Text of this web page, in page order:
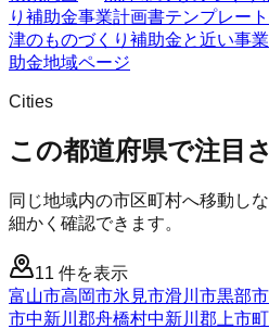
り補助金事業計画書テンプレート
津のものづくり補助金と近い事
助金地域ページ
Cities
この都道府県で注目
同じ地域内の市区町村へ移動し
細かく確認できます。
11 件を表示
富山市高岡市氷見市滑川市黒部市
市中新川郡舟橋村中新川郡上市町